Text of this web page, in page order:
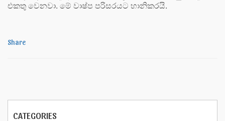
එකතු වෙනවා. මේ වාෂ්ප පරිසරයට හානිකරයි.
Share
CATEGORIES